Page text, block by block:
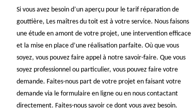
Si vous avez besoin d’un aperçu pour le tarif réparation de
gouttière, Les maîtres du toit est à votre service. Nous faisons
une étude en amont de votre projet, une intervention efficace
et la mise en place d’une réalisation parfaite. Où que vous
soyez, vous pouvez faire appel à notre savoir-faire. Que vous
soyez professionnel ou particulier, vous pouvez faire votre
demande. Faites-nous part de votre projet en faisant votre
demande via le formulaire en ligne ou en nous contactant
directement. Faites-nous savoir ce dont vous avez besoin.